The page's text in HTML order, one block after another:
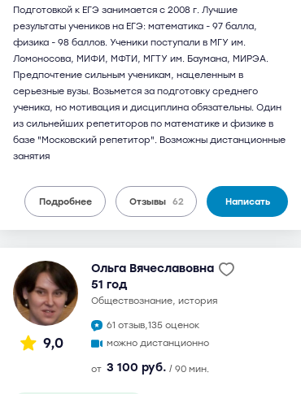
Подготовкой к ЕГЭ занимается с 2008 г. Лучшие
результаты учеников на ЕГЭ: математика - 97 балла,
физика - 98 баллов. Ученики поступали в МГУ им.
Ломоносова, МИФИ, МФТИ, МГТУ им. Баумана, МИРЭА.
Предпочтение сильным ученикам, нацеленным в
серьезные вузы. Возьмется за подготовку среднего
ученика, но мотивация и дисциплина обязательны. Один
из сильнейших репетиторов по математике и физике в
базе "Московский репетитор". Возможны дистанционные
занятия
Подробнее Отзывы 62 Написать
9,0
Ольга Вячеславовна
51 год
обществознание, история
61 отзыв,135 оценок
можно дистанционно
от 3 100 руб. / 90 мин.